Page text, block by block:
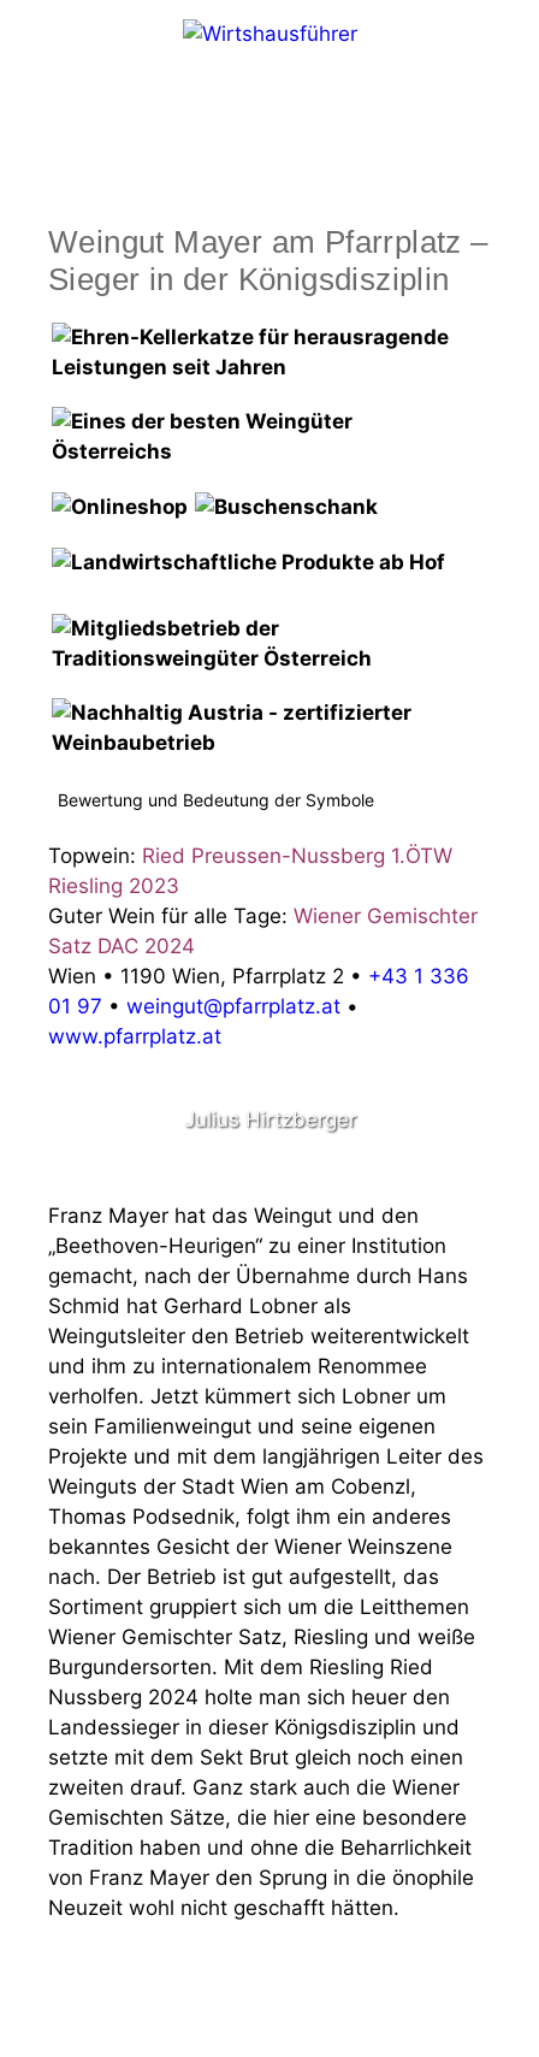
Weingut Mayer am Pfarrplatz –
Sieger in der Königsdisziplin
Bewertung und Bedeutung der Symbole
Topwein: Ried Preussen-Nussberg 1.ÖTW
Riesling 2023
Guter Wein für alle Tage: Wiener Gemischter
Satz DAC 2024
Wien • 1190 Wien, Pfarrplatz 2 • +43 1 336
01 97 • weingut@pfarrplatz.at •
www.pfarrplatz.at
Julius Hirtzberger
Franz Mayer hat das Weingut und den
„Beethoven-Heurigen“ zu einer Institution
gemacht, nach der Übernahme durch Hans
Schmid hat Gerhard Lobner als
Weingutsleiter den Betrieb weiterentwickelt
und ihm zu internationalem Renommee
verholfen. Jetzt kümmert sich Lobner um
sein Familienweingut und seine eigenen
Projekte und mit dem langjährigen Leiter des
Weinguts der Stadt Wien am Cobenzl,
Thomas Podsednik, folgt ihm ein anderes
bekanntes Gesicht der Wiener Weinszene
nach. Der Betrieb ist gut aufgestellt, das
Sortiment gruppiert sich um die Leitthemen
Wiener Gemischter Satz, Riesling und weiße
Burgundersorten. Mit dem Riesling Ried
Nussberg 2024 holte man sich heuer den
Landessieger in dieser Königsdisziplin und
setzte mit dem Sekt Brut gleich noch einen
zweiten drauf. Ganz stark auch die Wiener
Gemischten Sätze, die hier eine besondere
Tradition haben und ohne die Beharrlichkeit
von Franz Mayer den Sprung in die önophile
Neuzeit wohl nicht geschafft hätten.